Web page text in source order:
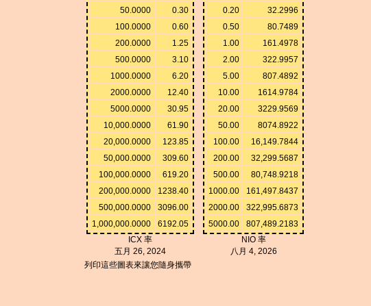
50.0000
0.30
100.0000
0.60
200.0000
1.25
500.0000
3.10
1000.0000
6.20
2000.0000
12.40
5000.0000
30.95
10,000.0000
61.90
20,000.0000
123.85
50,000.0000
309.60
100,000.0000
619.20
200,000.0000
1238.40
500,000.0000
3096.00
1,000,000.0000
6192.05
ICX 率
五月 26, 2024
0.20
32.2996
0.50
80.7489
1.00
161.4978
2.00
322.9957
5.00
807.4892
10.00
1614.9784
20.00
3229.9569
50.00
8074.8922
100.00
16,149.7844
200.00
32,299.5687
500.00
80,748.9218
1000.00
161,497.8437
2000.00
322,995.6873
5000.00
807,489.2183
NIO 率
八月 4, 2026
列印這些圖表來讓您隨身攜帶